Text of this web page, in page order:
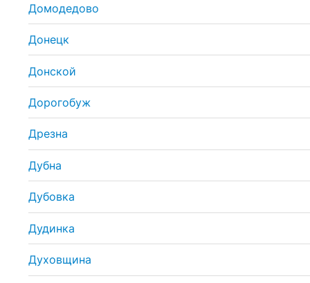
Домодедово
Донецк
Донской
Дорогобуж
Дрезна
Дубна
Дубовка
Дудинка
Духовщина